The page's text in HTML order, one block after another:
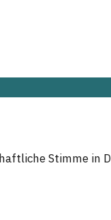
Stimme in